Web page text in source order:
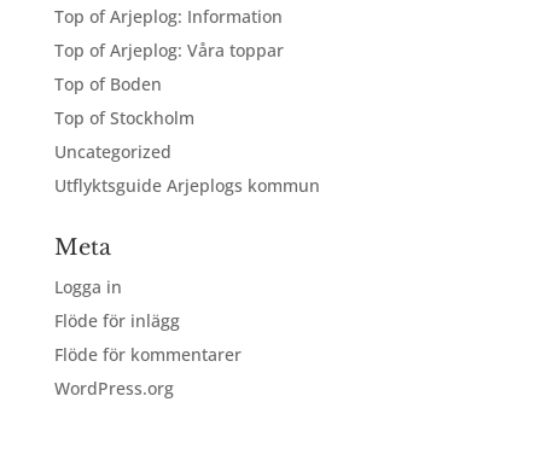
Top of Arjeplog: Information
Top of Arjeplog: Våra toppar
Top of Boden
Top of Stockholm
Uncategorized
Utflyktsguide Arjeplogs kommun
Meta
Logga in
Flöde för inlägg
Flöde för kommentarer
WordPress.org